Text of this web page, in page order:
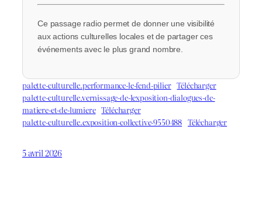
Ce passage radio permet de donner une visibilité
aux actions culturelles locales et de partager ces
événements avec le plus grand nombre.
palette-culturelle.performance-le-fend-pilier Télécharger
palette-culturelle.vernissage-de-lexposition-dialogues-de-
matiere-et-de-lumiere Télécharger
palette-culturelle.exposition-collective-9550488 Télécharger
5 avril 2026